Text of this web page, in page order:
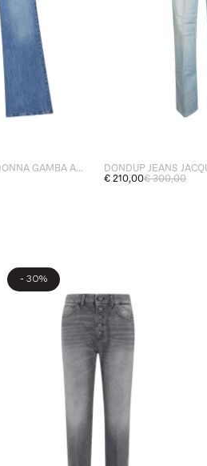
DONDUP JEANS BLU DONNA GAMBA AMPIA
DONDUP JEANS
€ 210,00€ 300,00
- 30%